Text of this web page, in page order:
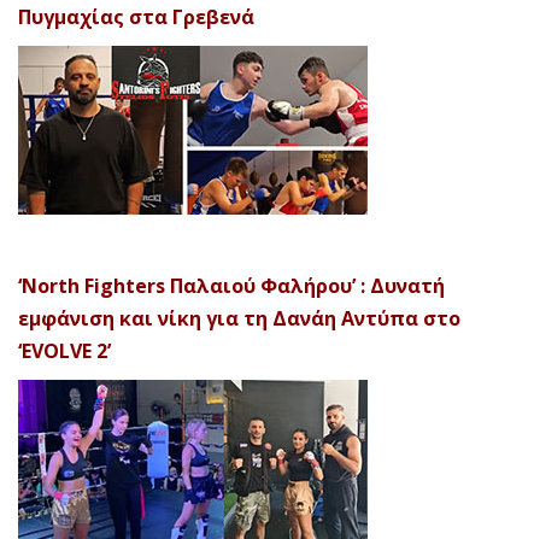
Πυγμαχίας στα Γρεβενά
‘North Fighters Παλαιού Φαλήρου’ : Δυνατή
εμφάνιση και νίκη για τη Δανάη Αντύπα στο
‘EVOLVE 2’